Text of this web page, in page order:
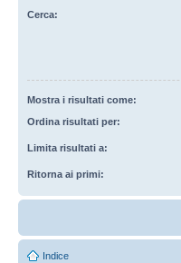
Cerca:
Mostra i risultati come:
Ordina risultati per:
Limita risultati a:
Ritorna ai primi:
Indice